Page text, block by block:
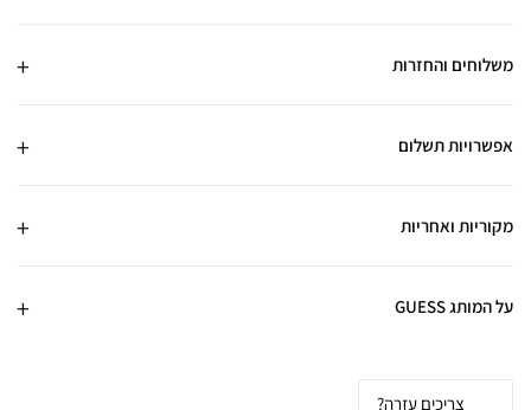
משלוחים והחזרות
אפשרויות תשלום
מקוריות ואחריות
על המותג GUESS
צריכים עזרה?